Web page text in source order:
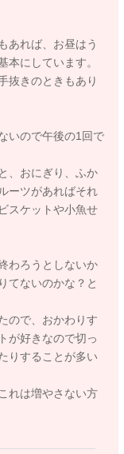
あれば、お昼はう
本にしています。
抜きのときもあり
いので午後の1回で
、おにぎり、ふか
ーツがあればそれ
スケットや小魚せ
わろうとしないか
てないのかな？と
ので、おかわりす
が好きなので切っ
りすることが多い
れは増やさない方